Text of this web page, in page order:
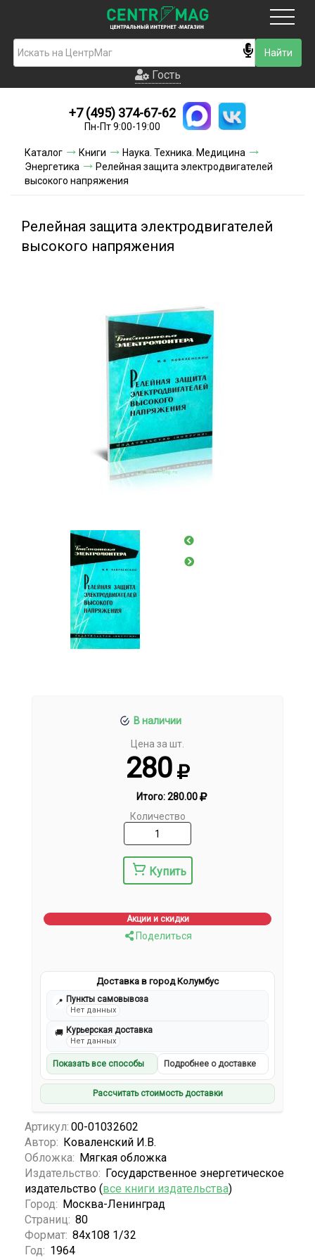
Гость
Новинки
Условия доставки
Условия оплаты
Гость
+7 (495) 374-67-62
Пн-Пт 9:00-19:00
Каталог Книги
Наука. Техника. Медицина
Энергетика
Релейная защита электродвигателей
высокого напряжения
Релейная защита электродвигателей
высокого напряжения
В наличии
Цена за шт.
280
Итого:280.00
Количество
Купить
Акции и скидки
Поделиться
Доставка в город Колумбус
📍 Пункты самовывоза
Нет данных
🚚 Курьерская доставка
Нет данных
Показать все способы Подробнее о доставке
Рассчитать стоимость доставки
Артикул: 00-01032602
Автор: Коваленский И.В.
Обложка: Мягкая обложка
Издательство: Государственное энергетическое
издательство (все книги издательства)
Город: Москва-Ленинград
Страниц: 80
Формат: 84х108 1/32
Год: 1964